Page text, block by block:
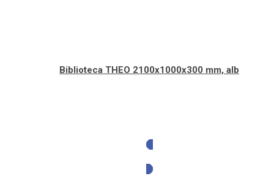
Biblioteca THEO 2100x1000x300 mm, alb